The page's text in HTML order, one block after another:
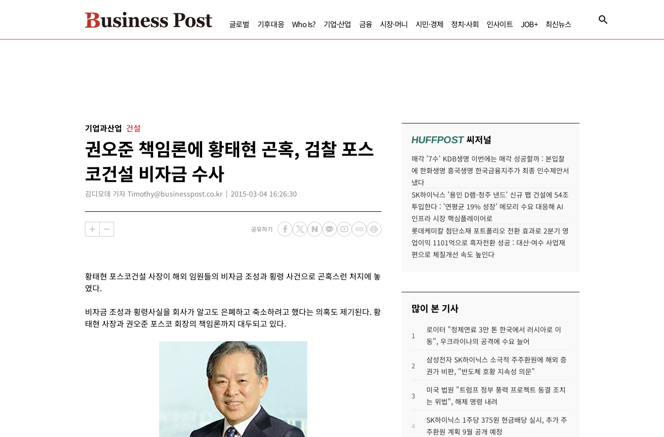
글로벌 기후대응 Who Is? 기업·산업 금융 시장·머니 시민·경제 정치·사회 인사이트 JOB+ 최신뉴스
기업과산업 건설
권오준 책임론에 황태현 곤혹, 검찰 포스
코건설 비자금 수사
김디모데 기자 Timothy@businesspost.co.kr 2015-03-04 16:26:30
공유하기
황태현 포스코건설 사장이 해외 임원들의 비자금 조성과 횡령 사건으로 곤혹스런 처지에 놓
였다.
비자금 조성과 횡령사실을 회사가 알고도 은폐하고 축소하려고 했다는 의혹도 제기된다. 황
태현 사장과 권오준 포스코 회장의 책임론까지 대두되고 있다.
HUFFPOST씨저널
매각 '7수' KDB생명 이번에는 매각 성공할까 : 본입찰
에 한화생명 흥국생명 한국금융지주가 최종 인수제안서
냈다
SK하이닉스 '용인 D램-청주 낸드' 신규 팹 건설에 54조
투입한다 : '연평균 19% 성장' 메모리 수요 대응해 AI
인프라 시장 핵심플레이어로
롯데케미칼 첨단소재 포트폴리오 전환 효과로 2분기 영
업이익 1101억으로 흑자전환 성공 : 대산·여수 사업재
편으로 체질개선 속도 높인다
많이 본 기사
1
로이터 "정제연료 3만 톤 한국에서 러시아로 이
동", 우크라이나의 공격에 수요 늘어
2
삼성전자 SK하이닉스 소극적 주주환원에 해외 증
권가 비판, "반도체 호황 지속성 의문"
3
미국 법원 "트럼프 정부 풍력 프로젝트 동결 조치
는 위법", 해제 명령 내려
4
SK하이닉스 1주당 375원 현금배당 실시, 추가 주
주환원 계획 9월 공개 예정